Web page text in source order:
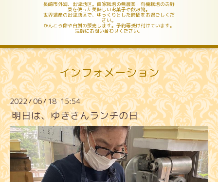
長崎市外海、出津地区。自家栽培の無農薬・有機栽培のお野
菜を使った美味しいお菓子や飲み物。
世界遺産の出津地区で、ゆっくりとした時間をお過ごしくだ
さい。
かんころ餅や白餅の販売します。予約等受け付けています。
気軽にお問い合わせください。
インフォメーション
2022/06/18 15:54
明日は、ゆきさんランチの日